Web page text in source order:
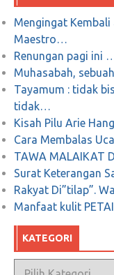
Mengingat Kembali
Maestro…
Renungan pagi ini
Muhasabah,
Tayamum : tidak
tidak…
Kisah Pilu Arie
Cara Membalas
TAWA MALAIKAT
Surat Keterangan
Rakyat Di”tilap”.
Manfaat kulit
KATEGORI
Kategori